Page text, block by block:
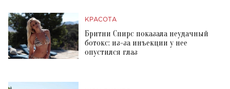
КРАСОТА
Бритни Спирс показала неудачный
ботокс: из-за инъекции у нее
опустился глаз